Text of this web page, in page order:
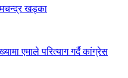
खड्का
एमाले परित्याग गर्दै कांग्रेस